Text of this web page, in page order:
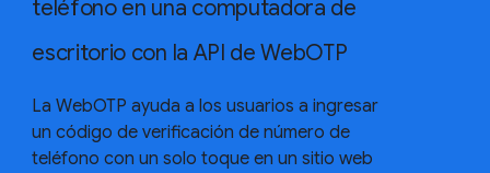
teléfono en una computadora de
escritorio con la API de WebOTP
La WebOTP ayuda a los usuarios a ingresar
un código de verificación de número de
teléfono con un solo toque en un sitio web